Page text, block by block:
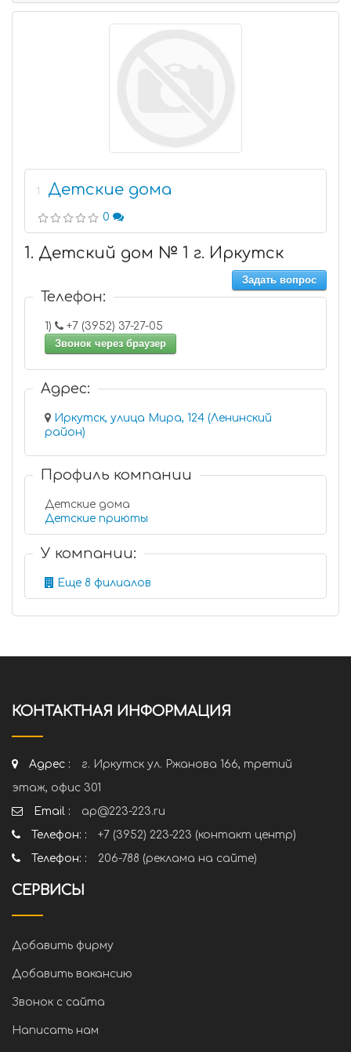
1 Детские дома
0
1. Детский дом № 1 г. Иркутск
Задать вопрос
Телефон:
1)
+7 (3952) 37-27-05
Звонок через браузер
Адрес:
Иркутск, улица Мира, 124 (Ленинский
район)
Профиль компании
Детские дома
Детские приюты
У компании:
Еще 8 филиалов
КОНТАКТНАЯ ИНФОРМАЦИЯ
Адрес :
г. Иркутск ул. Ржанова 166, третий
этаж, офис 301
Email :
ap@223-223.ru
Телефон: :
+7 (3952) 223-223 (контакт центр)
Телефон: :
206-788 (реклама на сайте)
СЕРВИСЫ
Добавить фирму
Добавить вакансию
Звонок с сайта
Написать нам